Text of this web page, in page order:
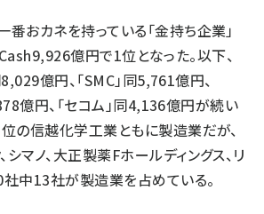
番おカネを持っている「金持ち企業」
億円で1位となった。以下、
億円、「SMC」同5,761億円、
億円、「セコム」同4,136億円が続い
位の信越化学工業ともに製造業だが、
シマノ、大正製薬Fホールディングス、リ
社中13社が製造業を占めている。